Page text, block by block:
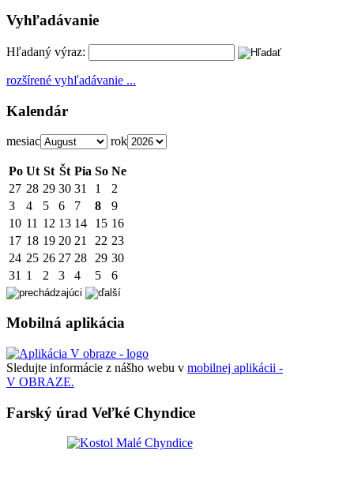
Vyhľadávanie
Hľadaný výraz:
rozšírené vyhľadávanie ...
Kalendár
mesiac rok
Po Ut St Št Pia So Ne
27 28 29 30 31 1
2
3
4 5 6 7 8
9
10 11 12 13 14 15 16
17 18 19 20 21 22 23
24 25 26 27 28 29 30
31 1 2 3 4 5 6
Mobilná aplikácia
Sledujte informácie z nášho webu v mobilnej aplikácii -
V OBRAZE.
Farský úrad Veľké Chyndice